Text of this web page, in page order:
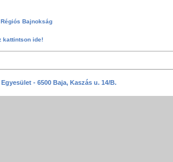
Bajnokság
kattintson ide!
- 6500 Baja, Kaszás u. 14/B.